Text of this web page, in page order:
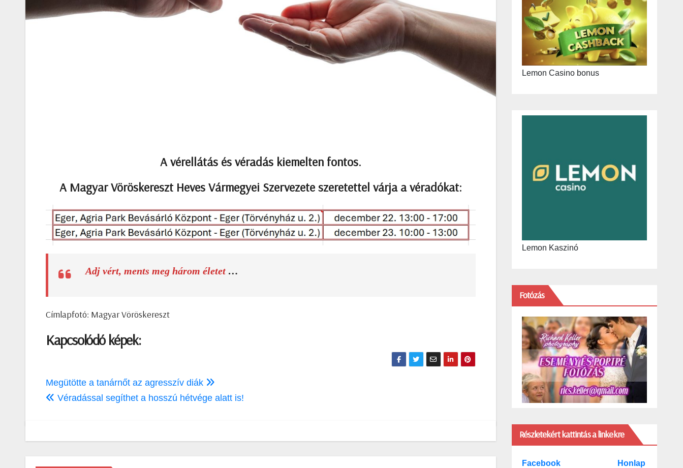
A vérellátás és véradás kiemelten fontos.
A Magyar Vöröskereszt Heves Vármegyei Szervezete szeretettel várja a véradókat:
Adj vért, ments meg három életet …
Címlapfotó: Magyar Vöröskereszt
Kapcsolódó képek:
Bejegyzés
navigáció
Megütötte a tanárnőt az agresszív diák
Véradással segíthet a hosszú hétvége alatt is!
Lemon Casino bonus
Lemon Kaszinó
Fotózás
Részletekért kattintás a linkekre
Facebook Honlap